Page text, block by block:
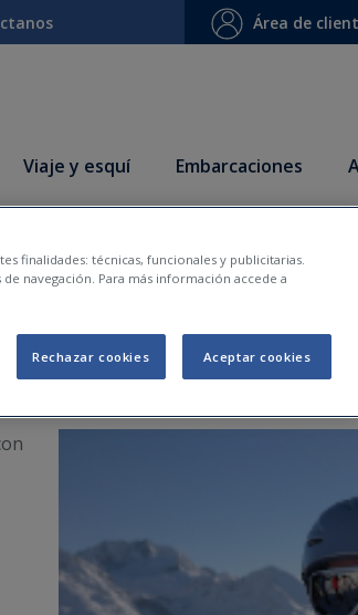
Área de
Viaje y esquí Embarcaciones
de la nieve de
07
finalidades: técnicas, funcionales y publicitarias.
navegación. Para más información accede a
Rechazar cookies Aceptar cookies